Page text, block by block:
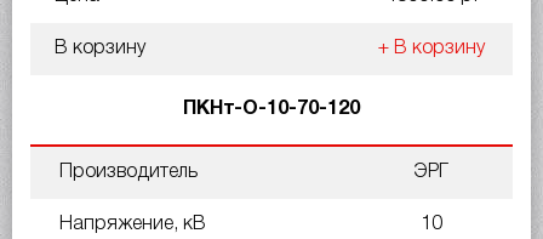
В корзину + В корзину
ПКНт-О-10-70-120
Производитель ЭРГ
Напряжение, кВ 10